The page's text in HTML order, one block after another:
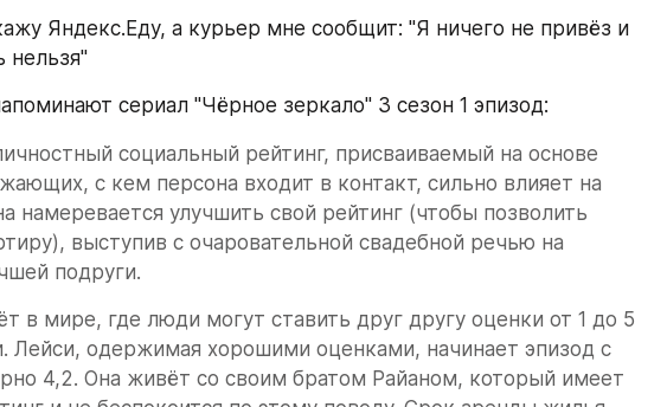
Яндекс.Еду, а курьер мне сообщит: "Я ничего не привёз и
нельзя"
сериал "Чёрное зеркало" 3 сезон 1 эпизод:
социальный рейтинг, присваиваемый на основе
с кем персона входит в контакт, сильно влияет на
улучшить свой рейтинг (чтобы позволить
выступив с очаровательной свадебной речью на
подруги.
в мире, где люди могут ставить друг другу оценки от 1 до 5
Лейси, одержимая хорошими оценками, начинает эпизод с
4,2. Она живёт со своим братом Райаном, который имеет